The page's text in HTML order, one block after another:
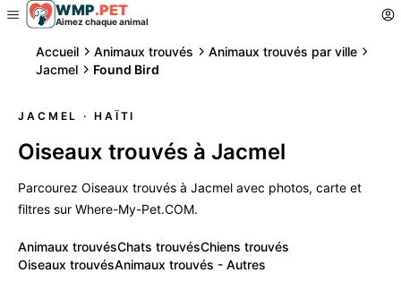
WMP.PET
Aimez chaque animal
Accueil Animaux trouvés
Animaux trouvés par ville
Jacmel
Found Bird
JACMEL · HAÏTI
Oiseaux trouvés à Jacmel
Parcourez Oiseaux trouvés à Jacmel avec photos, carte et
filtres sur Where-My-Pet.COM.
Animaux trouvésChats trouvésChiens trouvés
Oiseaux trouvésAnimaux trouvés - Autres